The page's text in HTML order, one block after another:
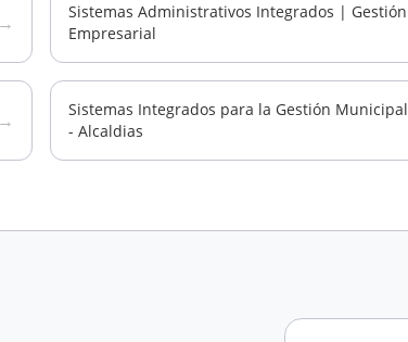
→
Sistemas Administrativos Integrados | Gestión
Empresarial
→
Sistemas Integrados para la Gestión Municipal
- Alcaldias